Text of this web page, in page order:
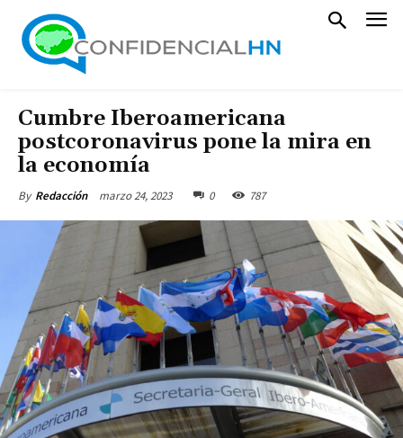
Cumbre Iberoamericana
postcoronavirus pone la mira en
la economía
By Redacción marzo 24, 2023 0 787